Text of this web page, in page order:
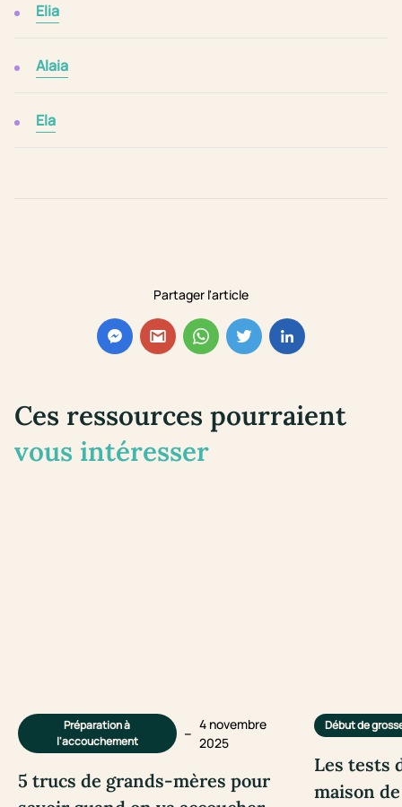
Partager l'article
Elia
Alaia
Ela
Ces ressources pourraient
vous intéresser
Préparation à
l'accouchement
– 4 novembre
2025
5 trucs de grands-mères pour
Début de
Les tests
maison